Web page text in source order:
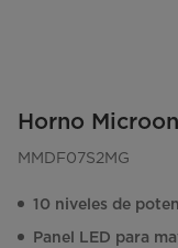
Horno
MMDF07S2MG
10 niveles de
Panel LED para